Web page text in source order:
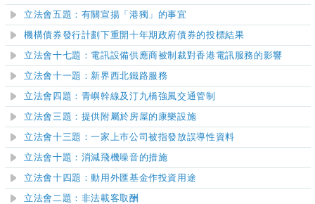
立法會五題：有關宣揚「港獨」的事宜
機構債券發行計劃下重開十年期政府債券的投標結果
立法會十七題：電訊設備供應商被制裁對香港電訊服務的影響
立法會十一題：新界西北鐵路服務
立法會四題：青嶼幹線及汀九橋強風交通管制
立法會三題：提供附屬於房屋的康樂設施
立法會十三題：一家上巿公司被指發放誤導性資料
立法會十題：消減飛機噪音的措施
立法會十四題：動用外匯基金作投資用途
立法會二題：非法載客取酬